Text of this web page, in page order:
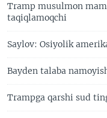
Tramp musulmon
taqiqlamoqchi
Saylov: Osiyolik
Bayden talaba
Trampga qarshi sud